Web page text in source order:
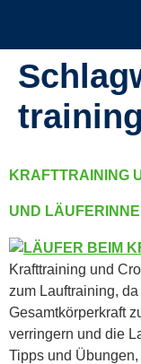
training
KRAFTTRAINING
UND
Krafttraining und
zum Lauftraining,
Gesamtkörperkraft
verringern und die
Tipps und